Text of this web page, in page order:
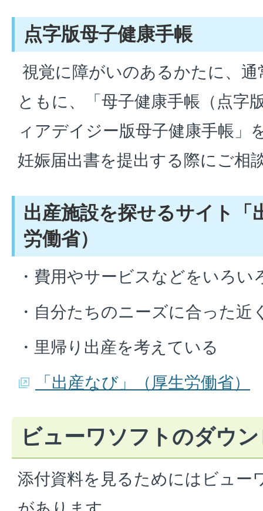
点字版母子健康手帳
視覚に障がいのあるかたに、
ともに、「母子健康手帳（点字
ィアデイジー版母子健康手帳」
妊娠届出書を提出する際にご相
出産施設を探せるサイト「
労働省）
・費用やサービスなどをいろい
・自分たちのニーズに合った近
・里帰り出産を考えている
「出産なび」（厚生労働省）
ビューワソフトのダウ
添付資料を見るためにはビュー